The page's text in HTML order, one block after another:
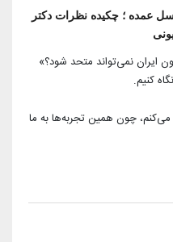
عمده ؛ چکیده نظرات دکتر
ایران نمی‌تواند متحد شود؟»
کنیم.
می‌کنم، چون همین تجربه‌ها به ما